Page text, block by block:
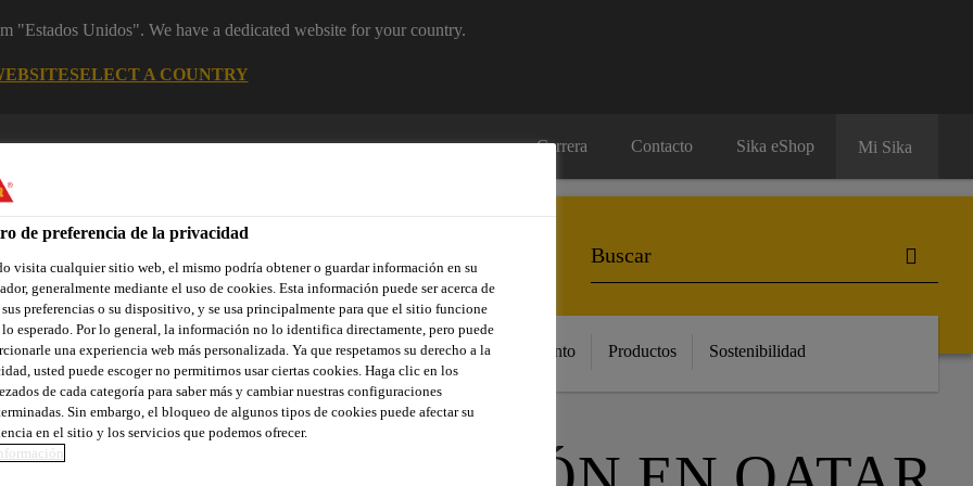
"Estados Unidos". We have a dedicated website for your country.
SELECT A COUNTRY
Carrera Contacto Sika eShop Mi Sika
de Referencia Documentos Somos Sika Centro de Conocimiento Productos Sostenibilidad
de preferencia de la privacidad
visita cualquier sitio web, el mismo podría obtener o guardar información en su
generalmente mediante el uso de cookies. Esta información puede ser acerca de
sus preferencias o su dispositivo, y se usa principalmente para que el sitio funcione
lo esperado. Por lo general, la información no lo identifica directamente, pero puede
una experiencia web más personalizada. Ya que respetamos su derecho a la
usted puede escoger no permitirnos usar ciertas cookies. Haga clic en los
de cada categoría para saber más y cambiar nuestras configuraciones
Sin embargo, el bloqueo de algunos tipos de cookies puede afectar su
en el sitio y los servicios que podemos ofrecer.